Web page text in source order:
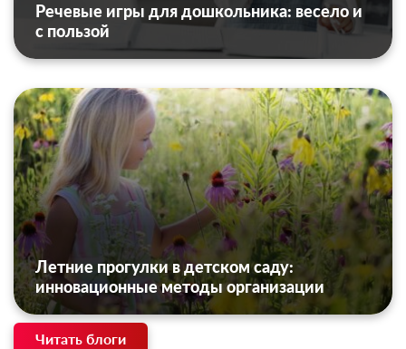
Речевые игры для дошкольника: весело и
с пользой
Летние прогулки в детском саду:
инновационные методы организации
Читать блоги